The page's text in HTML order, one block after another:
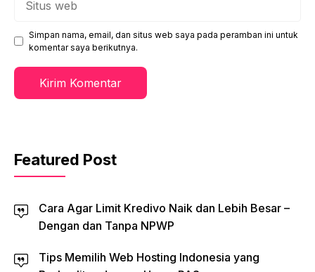
Simpan nama, email, dan situs web saya pada peramban ini untuk
komentar saya berikutnya.
Featured Post
Cara Agar Limit Kredivo Naik dan Lebih Besar –
Dengan dan Tanpa NPWP
Tips Memilih Web Hosting Indonesia yang